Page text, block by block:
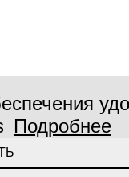
Подробнее